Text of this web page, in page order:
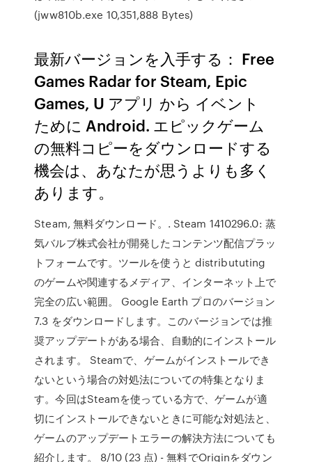
(jww810b.exe 10,351,888 Bytes)
最新バージョンを入手する： Free
Games Radar for Steam, Epic
Games, U アプリ から イベント
ために Android. エピックゲーム
の無料コピーをダウンロードする
機会は、あなたが思うよりも多く
あります。
Steam, 無料ダウンロード。. Steam 1410296.0: 蒸
気バルブ株式会社が開発したコンテンツ配信プラッ
トフォームです。ツールを使うと distribututing
のゲームや関連するメディア、インターネット上で
完全の広い範囲。 Google Earth プロのバージョン
7.3 をダウンロードします。このバージョンでは推
奨アップデートがある場合、自動的にインストール
されます。 Steamで、ゲームがインストールでき
ないという場合の対処法についての特集となりま
す。今回はSteamを使っている方で、ゲームが適
切にインストールできないときに可能な対処法と、
ゲームのアップデートエラーの解決方法についても
紹介します。 8/10 (23 点) - 無料でOriginをダウン